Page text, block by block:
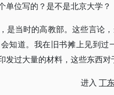
单位写的？是不是北京大学？
是当时的高教部。这些言论
知道。我在旧书摊上见到
发过大量的材料，这些东西对
进入 丁